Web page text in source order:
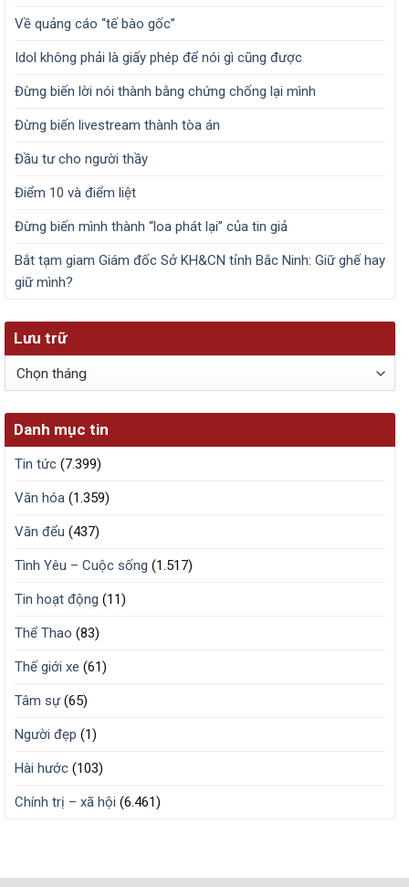
Về quảng cáo “tế bào gốc”
Idol không phải là giấy phép để nói gì cũng được
Đừng biến lời nói thành bằng chứng chống lại mình
Đừng biến livestream thành tòa án
Đầu tư cho người thầy
Điểm 10 và điểm liệt
Đừng biến mình thành “loa phát lại” của tin giả
Bắt tạm giam Giám đốc Sở KH&CN tỉnh Bắc Ninh: Giữ ghế hay
giữ mình?
Lưu trữ
Lưu
Danh mục tin
Tin tức (7.399)
Văn hóa (1.359)
Văn đểu (437)
Tình Yêu – Cuộc sống (1.517)
Tin hoạt động (11)
Thể Thao (83)
Thế giới xe (61)
Tâm sự(65)
Người đẹp (1)
Hài hước (103)
Chính trị – xã hội (6.461)